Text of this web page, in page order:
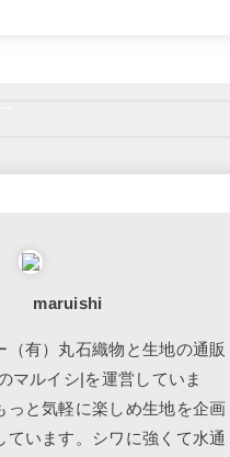
maruishi
（有）丸石織物と生地の通販
マルイシ|を運営していま
っと気軽に楽しめ生地を企画
ています。シワに強くて水通